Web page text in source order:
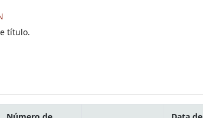
título.